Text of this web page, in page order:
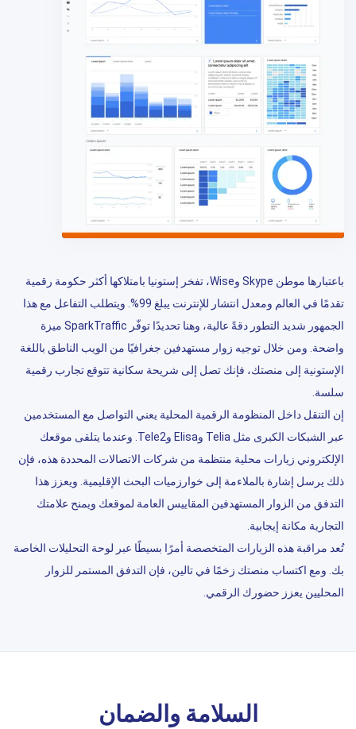
باعتبارها موطن Skype وWise، تفخر إستونيا بامتلاكها أكثر حكومة رقمية
تقدمًا في العالم ومعدل انتشار للإنترنت يبلغ 99%. ويتطلب التفاعل مع هذا
الجمهور شديد التطور دقةً عالية، وهنا تحديدًا توفّر SparkTraffic ميزة
واضحة. ومن خلال توجيه زوار مستهدفين جغرافيًا من الويب الناطق باللغة
الإستونية إلى منصتك، فإنك تصل إلى شريحة سكانية تتوقع تجارب رقمية
سلسة.
إن التنقل داخل المنظومة الرقمية المحلية يعني التواصل مع المستخدمين
عبر الشبكات الكبرى مثل Telia وElisa وTele2. وعندما يتلقى موقعك
الإلكتروني زيارات محلية منتظمة من شركات الاتصالات المحددة هذه، فإن
ذلك يرسل إشارة بالملاءمة إلى خوارزميات البحث الإقليمية. ويعزز هذا
التدفق من الزوار المستهدفين المقاييس العامة لموقعك ويمنح علامتك
التجارية مكانة إيجابية.
تُعد مراقبة هذه الزيارات المتخصصة أمرًا بسيطًا عبر لوحة التحليلات الخاصة
بك. ومع اكتساب منصتك زخمًا في تالين، فإن التدفق المستمر للزوار
المحليين يعزز حضورك الرقمي.
السلامة والضمان